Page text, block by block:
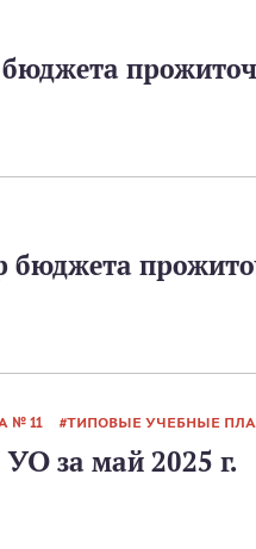
бюджета
бюджета
№ 11 ТИПОВЫЕ УЧЕБНЫЕ
УО за май 2025 г.